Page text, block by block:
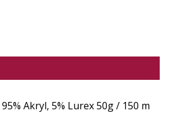
Akryl, 5% Lurex 50g / 150 m